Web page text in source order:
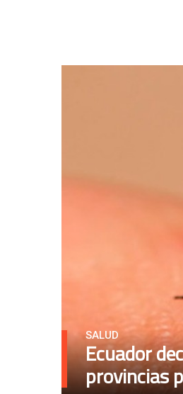
SALUD
Ecuador
provincias